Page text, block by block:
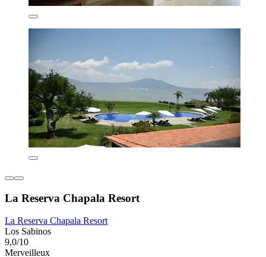
La Reserva Chapala Resort
La Reserva Chapala Resort
Los Sabinos
9,0/10
Merveilleux